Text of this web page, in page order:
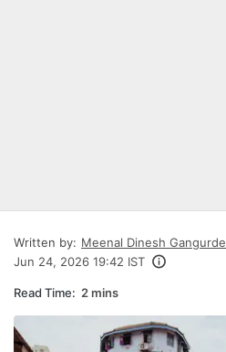
Written by: Meenal Dinesh Gangurde
Jun 24, 2026 19:42 IST
Read Time: 2 mins